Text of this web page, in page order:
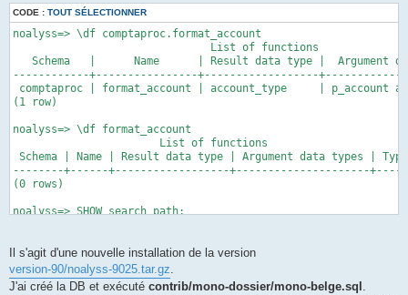
CODE : TOUT SÉLECTIONNER
noalyss=> \df comptaproc.format_account
                               List of functions
Schema   |      Name      | Result data type |  Argument
------------+----------------+------------------
comptaproc | format_account | account_type     | p_account
(1 row)
noalyss=> \df format_account
                       List of functions
Schema | Name | Result data type | Argument data types | Type
--------+------+------------------+---------------------
(0 rows)
noalyss=> SHOW search_path;
"$user", public
(1 row)
Il s'agit d'une nouvelle installation de la version
version-90/noalyss-9025.tar.gz.
J'ai créé la DB et exécuté contrib/mono-dossier/mono-belge.sql .